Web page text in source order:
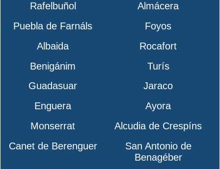
Rafelbuñol
Almácera
Puebla de Farnáls
Foyos
Albaida
Rocafort
Benigánim
Turís
Guadasuar
Jaraco
Enguera
Ayora
Monserrat
Alcudia de Crespíns
Canet de Berenguer
San Antonio de
Benagéber